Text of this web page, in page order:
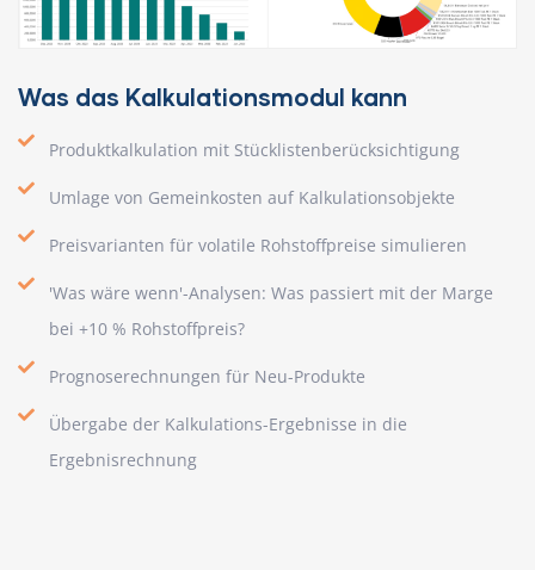
Was das Kalkulationsmodul kann
Produktkalkulation mit Stücklistenberücksichtigung
Umlage von Gemeinkosten auf Kalkulationsobjekte
Preisvarianten für volatile Rohstoffpreise simulieren
'Was wäre wenn'-Analysen: Was passiert mit der Marge
bei +10 % Rohstoffpreis?
Prognoserechnungen für Neu-Produkte
Übergabe der Kalkulations-Ergebnisse in die
Ergebnisrechnung